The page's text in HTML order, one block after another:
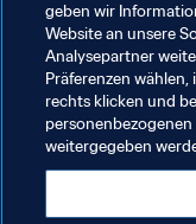
FIFA-Kongress
Concacaf
geben wir
Website an unsere
Analysepartner
Präferenzen
rechts klicken und
weitergegeben